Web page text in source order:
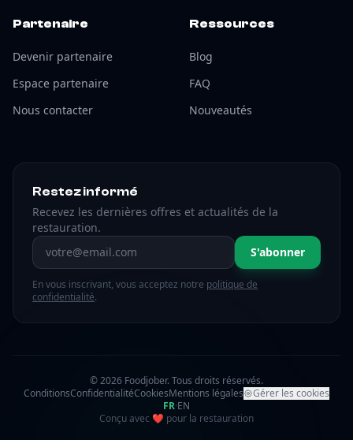
Partenaire
Devenir partenaire
Espace partenaire
Nous contacter
Ressources
Blog
FAQ
Nouveautés
Restez informé
Recevez les dernières offres et actualités de la
restauration.
Adresse email S'abonner
En vous inscrivant, vous acceptez notre politique de
confidentialité.
© 2026 Foodjober. Tous droits réservés.
ConditionsConfidentialitéCookiesMentions légales
Gérer les cookies
FR·EN
Conçu avec ❤ amour
pour la restauration